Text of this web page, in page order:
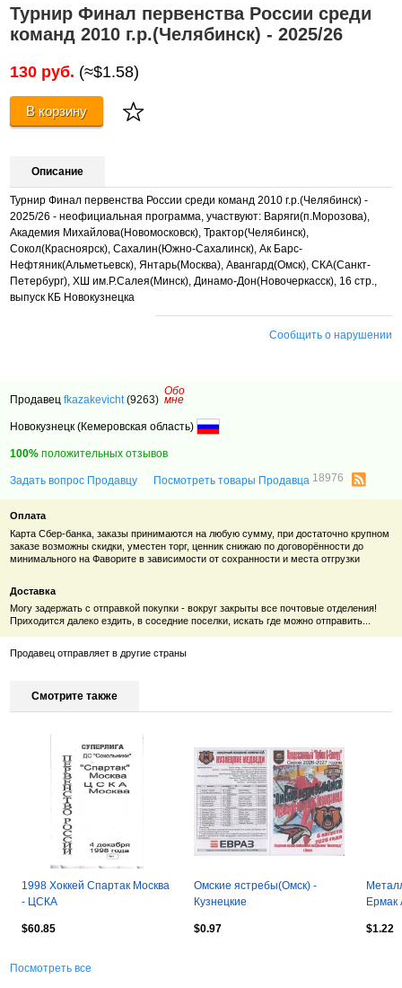
Турнир Финал первенства России среди
команд 2010 г.р.(Челябинск) - 2025/26
130 руб. (≈$1.58)
В корзину
Описание
Турнир Финал первенства России среди команд 2010 г.р.(Челябинск) -
2025/26 - неофициальная программа, участвуют: Варяги(п.Морозова),
Академия Михайлова(Новомосковск), Трактор(Челябинск),
Сокол(Красноярск), Сахалин(Южно-Сахалинск), Ак Барс-
Нефтяник(Альметьевск), Янтарь(Москва), Авангард(Омск), СКА(Санкт-
Петербург), ХШ им.Р.Салея(Минск), Динамо-Дон(Новочеркасск), 16 стр.,
выпуск КБ Новокузнецка
Сообщить о нарушении
Продавецfkazakevicht (9263)
Обо
мне
Новокузнецк (Кемеровская область)
100% положительных отзывов
Задать вопрос Продавцу Посмотреть товары Продавца 18976
Оплата
Карта Сбер-банка, заказы принимаются на любую сумму, при достаточно крупном
заказе возможны скидки, уместен торг, ценник снижаю по договорённости до
минимального на Фаворите в зависимости от сохранности и места отгрузки
Доставка
Могу задержать с отправкой покупки - вокруг закрыты все почтовые отделения!
Приходится далеко ездить, в соседние поселки, искать где можно отправить...
Продавец отправляет в другие страны
Смотрите также
1998 Хоккей Спартак Москва
- ЦСКА
$60.85
Омские ястребы(Омск) -
Кузнецкие
- G-Energy
$0.97
Ермак
$1.22
Посмотреть все